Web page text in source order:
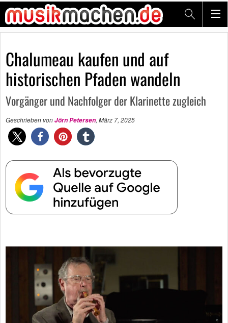
Chalumeau kaufen und auf
historischen Pfaden wandeln
Vorgänger und Nachfolger der Klarinette zugleich
Geschrieben vonJörn Petersen, März 7, 2025